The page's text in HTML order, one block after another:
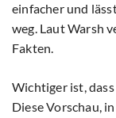
einfacher und
weg. Laut Warsh
Fakten.
Wichtiger ist, dass
Diese Vorschau,